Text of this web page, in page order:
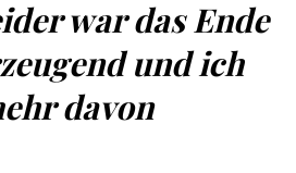
war das Ende
und ich
davon